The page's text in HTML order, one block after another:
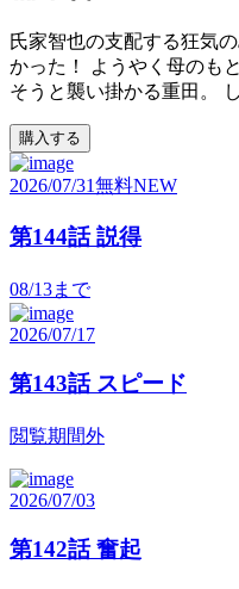
氏家智也の支配する狂気
かった！ ようやく母のも
そうと襲い掛かる重田。
購入する
2026/07/31無料NEW
第144話 説得
08/13まで
2026/07/17
第143話 スピード
閲覧期間外
2026/07/03
第142話 奮起